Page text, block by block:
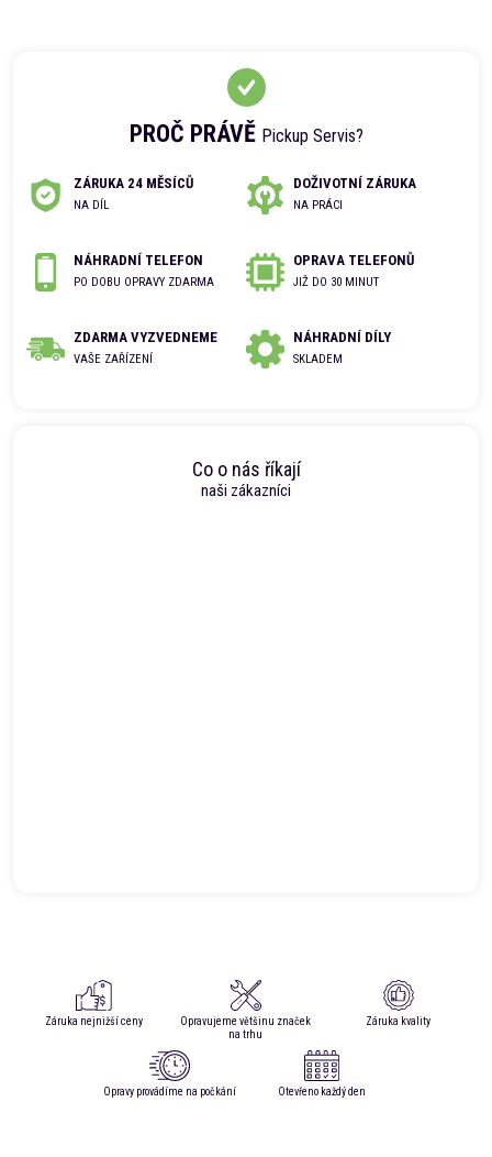
PROČ PRÁVĚ Pickup Servis?
ZÁRUKA 24 MĚSÍCŮ
NA DÍL
DOŽIVOTNÍ ZÁRUKA
NA PRÁCI
NÁHRADNÍ TELEFON
PO DOBU OPRAVY ZDARMA
OPRAVA TELEFONŮ
JIŽ DO 30 MINUT
ZDARMA VYZVEDNEME
VAŠE ZAŘÍZENÍ
NÁHRADNÍ DÍLY
SKLADEM
Co o nás říkají
naši zákazníci
Záruka nejnižší ceny
Opravujeme většinu značek
na trhu
Záruka kvality
Opravy provádíme na počkání Otevřeno každý den